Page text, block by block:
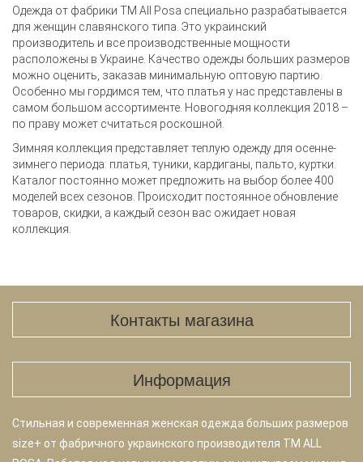
Одежда от фабрики ТМ All Posa специально разрабатывается
для женщин славянского типа. Это украинский
производитель и все производственные мощности
расположены в Украине. Качество одежды больших размеров
можно оценить, заказав минимальную оптовую партию.
Особенно мы гордимся тем, что платья у нас представлены в
самом большом ассортименте. Новогодняя коллекция 2018 –
по праву может считаться роскошной.
Зимняя коллекция представляет теплую одежду для осенне-
зимнего периода: платья, туники, кардиганы, пальто, куртки.
Каталог постоянно может предложить на выбор более 400
моделей всех сезонов. Происходит постоянное обновление
товаров, скидки, а каждый сезон вас ожидает новая
коллекция.
Контакты магазина
Информация
Стильная и современная женская одежда больших размеров
size+ от фабричного украинского производителя TM ALL